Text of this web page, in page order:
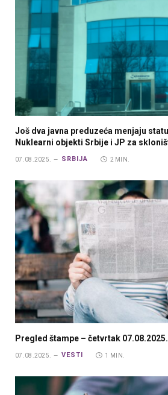
Još dva javna preduzeća menjaju
Nuklearni objekti Srbije i JP za
07.08.2025. SRBIJA 2 MIN.
Pregled štampe – četvrtak 07.08.2025.
07.08.2025. VESTI 1 MIN.